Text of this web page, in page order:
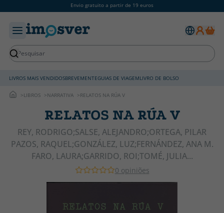
Envio gratuito a partir de 19 euros
LIVROS MAIS VENDIDOSBREVEMENTEGUIAS DE VIAGEMLIVRO DE BOLSO
LIBROS NARRATIVA RELATOS NA RÚA V
RELATOS NA RÚA V
REY, RODRIGO;SALSE, ALEJANDRO;ORTEGA, PILAR
PAZOS, RAQUEL;GONZÁLEZ, LUZ;FERNÁNDEZ, ANA M.
FARO, LAURA;GARRIDO, ROI;TOMÉ, JULIA...
0 opiniões